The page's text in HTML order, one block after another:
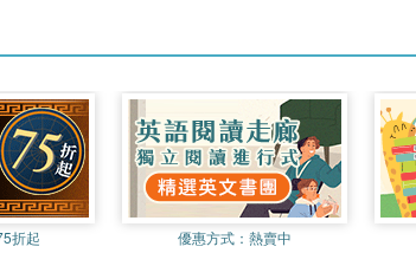
折起 優惠方式： 熱賣中